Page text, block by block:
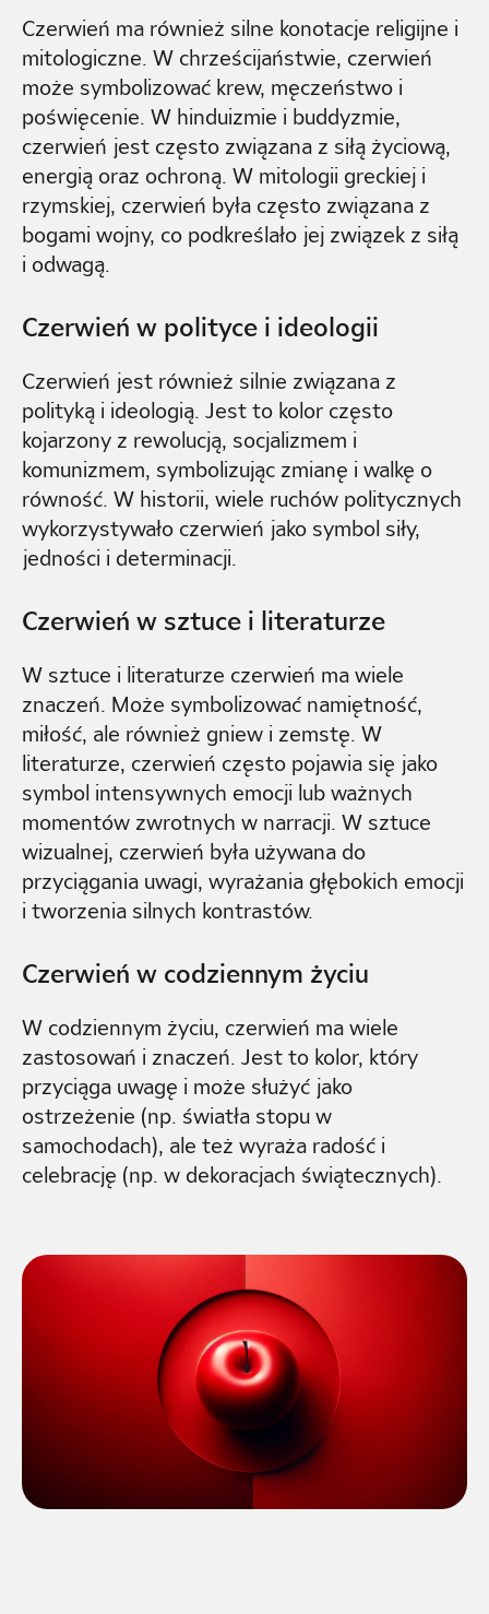
Czerwień ma również silne konotacje religijne i
mitologiczne. W chrześcijaństwie, czerwień
może symbolizować krew, męczeństwo i
poświęcenie. W hinduizmie i buddyzmie,
czerwień jest często związana z siłą życiową,
energią oraz ochroną. W mitologii greckiej i
rzymskiej, czerwień była często związana z
bogami wojny, co podkreślało jej związek z siłą
i odwagą.
Czerwień w polityce i ideologii
Czerwień jest również silnie związana z
polityką i ideologią. Jest to kolor często
kojarzony z rewolucją, socjalizmem i
komunizmem, symbolizując zmianę i walkę o
równość. W historii, wiele ruchów politycznych
wykorzystywało czerwień jako symbol siły,
jedności i determinacji.
Czerwień w sztuce i literaturze
W sztuce i literaturze czerwień ma wiele
znaczeń. Może symbolizować namiętność,
miłość, ale również gniew i zemstę. W
literaturze, czerwień często pojawia się jako
symbol intensywnych emocji lub ważnych
momentów zwrotnych w narracji. W sztuce
wizualnej, czerwień była używana do
przyciągania uwagi, wyrażania głębokich emocji
i tworzenia silnych kontrastów.
Czerwień w codziennym życiu
W codziennym życiu, czerwień ma wiele
zastosowań i znaczeń. Jest to kolor, który
przyciąga uwagę i może służyć jako
ostrzeżenie (np. światła stopu w
samochodach), ale też wyraża radość i
celebrację (np. w dekoracjach świątecznych).